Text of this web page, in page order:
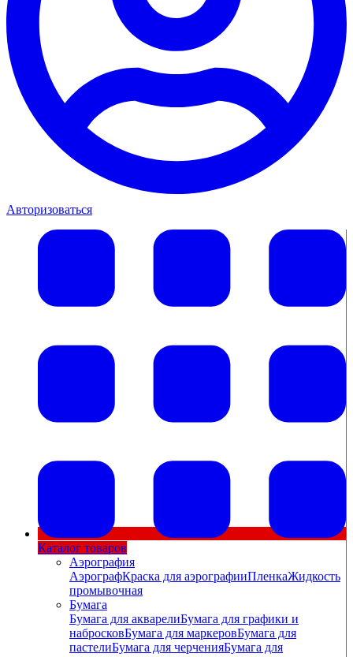
Авторизоваться
Каталог товаров
Аэрография
АэрографКраска для аэрографииПленкаЖидкость
промывочная
Бумага
Бумага для акварелиБумага для графики и
набросковБумага для маркеровБумага для
пастелиБумага для черченияБумага для